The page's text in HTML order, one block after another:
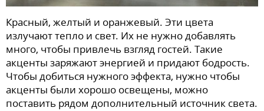
Красный, желтый и оранжевый. Эти цвета
излучают тепло и свет. Их не нужно добавлять
много, чтобы привлечь взгляд гостей. Такие
акценты заряжают энергией и придают бодрость.
Чтобы добиться нужного эффекта, нужно чтобы
акценты были хорошо освещены, можно
поставить рядом дополнительный источник света.